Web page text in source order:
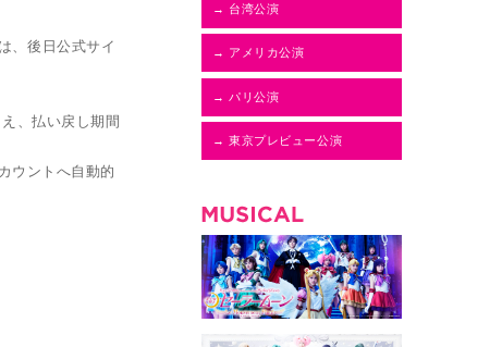
、後日公式サイ
、払い戻し期間
ウントへ自動的
→ 台湾公演
→ アメリカ公演
→ パリ公演
→ 東京プレビュー公演